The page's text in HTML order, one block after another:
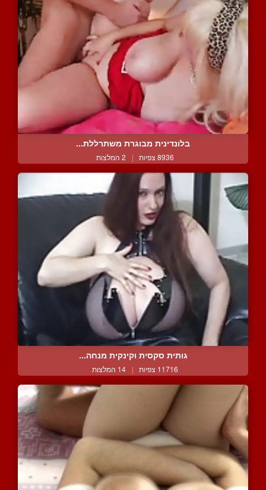
בלונדינית מבוגרת משתרללת...
8936 צפיות | 2 המלצות
גותית סקסית וקינקית מנחה...
11716 צפיות | 14 המלצות